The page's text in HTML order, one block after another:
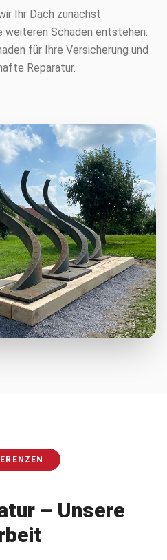
Ihr Dach zunächst
weiteren Schäden entstehen.
für Ihre Versicherung und
Reparatur.
– Unsere